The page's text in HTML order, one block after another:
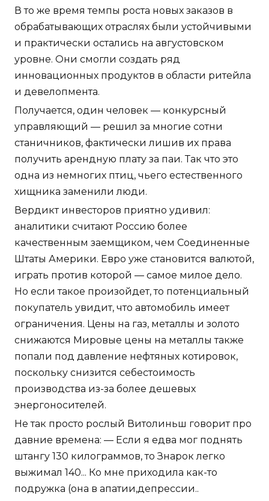
В то же время темпы роста новых заказов в
обрабатывающих отраслях были устойчивыми
и практически остались на августовском
уровне. Они смогли создать ряд
инновационных продуктов в области ритейла
и девелопмента.
Получается, один человек — конкурсный
управляющий — решил за многие сотни
станичников, фактически лишив их права
получить арендную плату за паи. Так что это
одна из немногих птиц, чьего естественного
хищника заменили люди.
Вердикт инвесторов приятно удивил:
аналитики считают Россию более
качественным заемщиком, чем Соединенные
Штаты Америки. Евро уже становится валютой,
играть против которой — самое милое дело.
Но если такое произойдет, то потенциальный
покупатель увидит, что автомобиль имеет
ограничения. Цены на газ, металлы и золото
снижаются Мировые цены на металлы также
попали под давление нефтяных котировок,
поскольку снизится себестоимость
производства из-за более дешевых
энергоносителей.
Не так просто рослый Витолиньш говорит про
давние времена: — Если я едва мог поднять
штангу 130 килограммов, то Знарок легко
выжимал 140... Ко мне приходила как-то
подружка (она в апатии,депрессии..